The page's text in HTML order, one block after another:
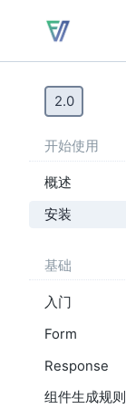
2.0
开始使用
概述
安装
基础
入门
Form
Response
组件生成规则